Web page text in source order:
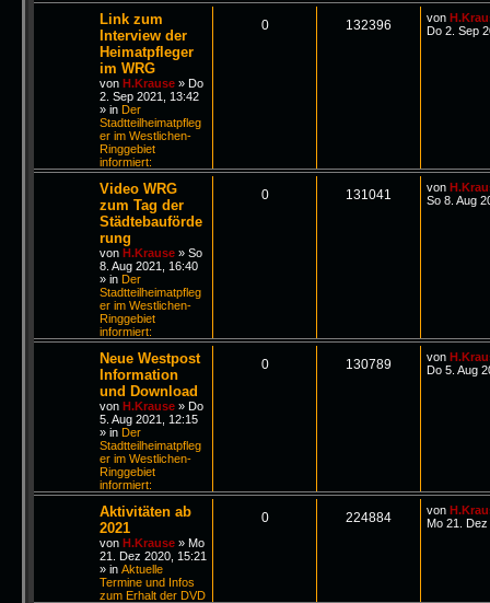
Link zum
Interview der
Heimatpfleger
im WRG
von H.Krause » Do
2. Sep 2021, 13:42
» in Der
Stadtteilheimatpfleg
er im Westlichen-
Ringgebiet
informiert:
0 132396 von
Do 2. Sep
Video WRG
zum Tag der
Städtebauförde
rung
von H.Krause » So
8. Aug 2021, 16:40
» in Der
Stadtteilheimatpfleg
er im Westlichen-
Ringgebiet
informiert:
0 131041 von
So 8. Aug
Neue Westpost
Information
und Download
von H.Krause » Do
5. Aug 2021, 12:15
» in Der
Stadtteilheimatpfleg
er im Westlichen-
Ringgebiet
informiert:
0 130789 von
Do 5. Aug
Aktivitäten ab
2021
von H.Krause » Mo
21. Dez 2020, 15:21
» in Aktuelle
Termine und Infos
zum Erhalt der DVD
0 224884 von
Mo 21.